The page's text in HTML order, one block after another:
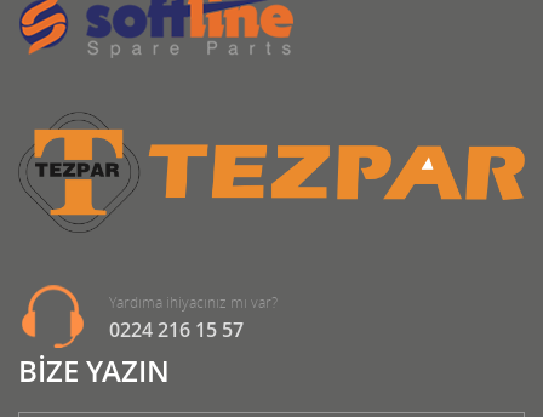
Yardıma ihiyacınız mı var?
0224 216 15 57
BİZE YAZIN